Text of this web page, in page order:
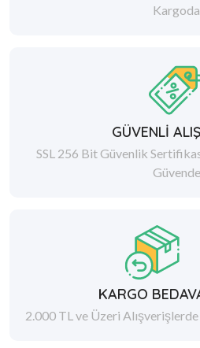
Kargoda
GÜVENLİ
SSL 256 Bit Güvenlik
Güvende
KARGO
2.000 TL ve Üzeri